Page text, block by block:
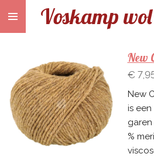
Ga
hoofdinhoud
Voskamp wol
New
€
New
is
%